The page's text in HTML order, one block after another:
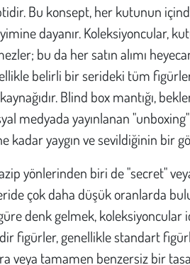
Bu konsept, her kutunun
dayanır. Koleksiyoncular,
bu da her satın alımı
belirli bir serideki tüm
Blind box mantığı,
medyada yayınlanan
kadar yaygın ve sevildiğinin bir
yönlerinden biri de "secret"
çok daha düşük oranlarda
denk gelmek, koleksiyoncular
figürler, genellikle standart
veya tamamen benzersiz bir